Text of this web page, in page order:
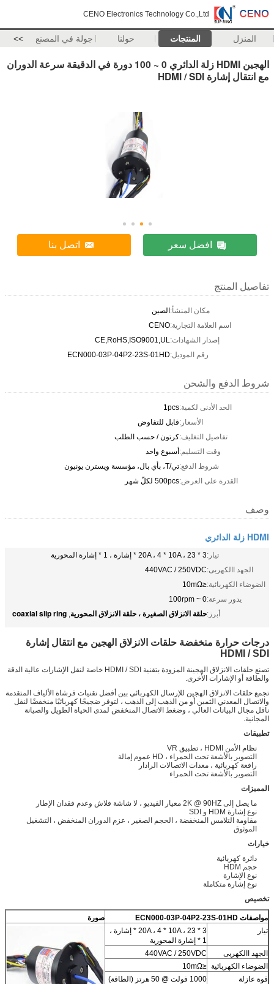
CENO Electronics Technology Co.,Ltd
المنزل المنتجات حولنا جولة في المصنع >>
الهجين HDMI زلة الدائري 0 ~ 100 دورة في الدقيقة سرعة الدوران
مع انتقال إشارة HDMI / SDI
افضل سعر اتصل بنا
تفاصيل المنتج
مكان المنشأ:الصين
اسم العلامة التجارية:CENO
إصدار الشهادات:CE,RoHS,ISO9001,UL
رقم الموديل:ECN000-03P-04P2-23S-01HD
شروط الدفع والشحن
الحد الأدنى لكمية:1pcs
الأسعار:قابل للتفاوض
تفاصيل التغليف:كرتون / حسب الطلب
وقت التسليم:أسبوع واحد
شروط الدفع:تي/T، بأي بال، مؤسسة ويسترن يونيون
القدرة على العرض:500pcs لكلّ شهر
وصف
HDMI زلة الدائري
تيار:3 * 20A ، 4 * 10A ، 23 * إشارة ، 1 * إشارة المحورية
الجهد االكهربى:440VAC / 250VDC
الضوضاء الكهربائية:≤10mΩ
يدور سرعة:0 ~ 100rpm
أبرز:حلقة الانزلاق الصغيرة ، حلقة الانزلاق المحورية,
coaxial slip ring
درجات حرارة منخفضة حلقات الانزلاق الهجين مع انتقال إشارة
HDMI / SDI
تصنع حلقات الانزلاق الهجينة المزودة بتقنية HDMI / SDI خاصة لنقل الإشارات عالية الدقة
والطاقة أو الإشارات الأخرى.
تجمع حلقات الانزلاق الهجين للإرسال الكهربائي بين أفضل تقنيات فرشاة الألياف المتقدمة
والاتصال المعدني الثمين أو من الذهب إلى الذهب ، لتوفر ضجيجًا كهربائيًا منخفضًا لنقل
ناقل مجال البيانات العالي ، وضغط الاتصال المنخفض لمدى الحياة الطويل والصيانة
المجانية.
تطبيقات
نظام الأمن HDMI ، تطبيق VR
التصوير بالأشعة تحت الحمراء ، HD عموم إمالة
رافعة كهربائية ، معدات الاتصالات الرادار
التصوير بالأشعة تحت الحمراء
المميزات
ما يصل إلى 2K @ 90HZ معيار الفيديو ، لا شاشة فلاش وعدم فقدان الإطار
نوع إشارة HDM و SDI
مقاومة التلامس المنخفضة ، الحجم الصغير ، عزم الدوران المنخفض ، التشغيل
الموثوق
خيارات
دائرة كهربائية
حجم HDM
نوع الإشارة
نوع إشارة متكاملة
تخصيص
مواصفات ECN000-03P-04P2-23S-01HD
صورة
تيار
3 * 20A ، 4 * 10A ، 23 * إشارة ،
1 * إشارة المحورية
الجهد االكهربى
440VAC / 250VDC
الضوضاء الكهربائية ≤10mΩ
قوة عازلة
1000 فولت @ 50 هرتز (الطاقة)